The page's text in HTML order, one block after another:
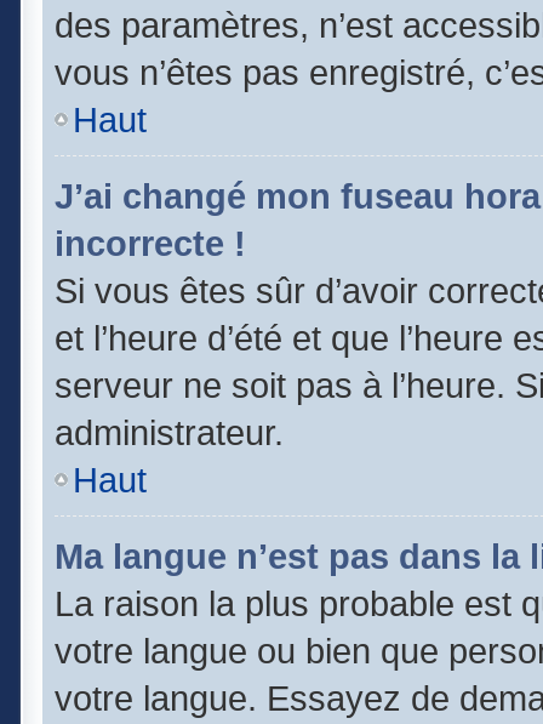
des paramètres, n’est
vous n’êtes pas enregistré,
Haut
J’ai changé mon fuseau
incorrecte !
Si vous êtes sûr d’avoir
et l’heure d’été et que
serveur ne soit pas à l’heure.
administrateur.
Haut
Ma langue n’est pas dans la
La raison la plus probable est
votre langue ou bien que
votre langue. Essayez de